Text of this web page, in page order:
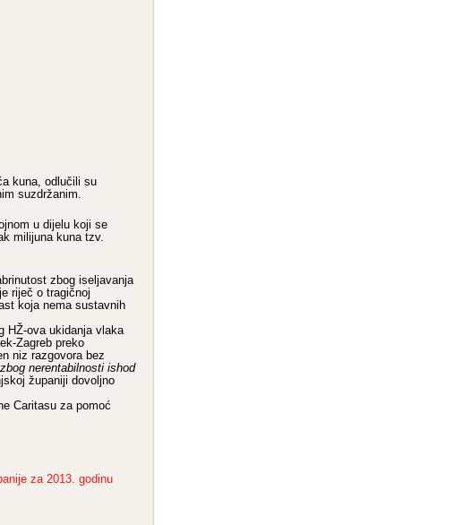
kuna, odlučili su
suzdržanim.
u dijelu koji se
milijuna kuna tzv.
zbog iseljavanja
riječ o tragičnoj
koja nema sustavnih
HŽ-ova ukidanja vlaka
Zagreb preko
niz razgovora bez
nerentabilnosti ishod
županiji dovoljno
Caritasu za pomoć
za 2013. godinu